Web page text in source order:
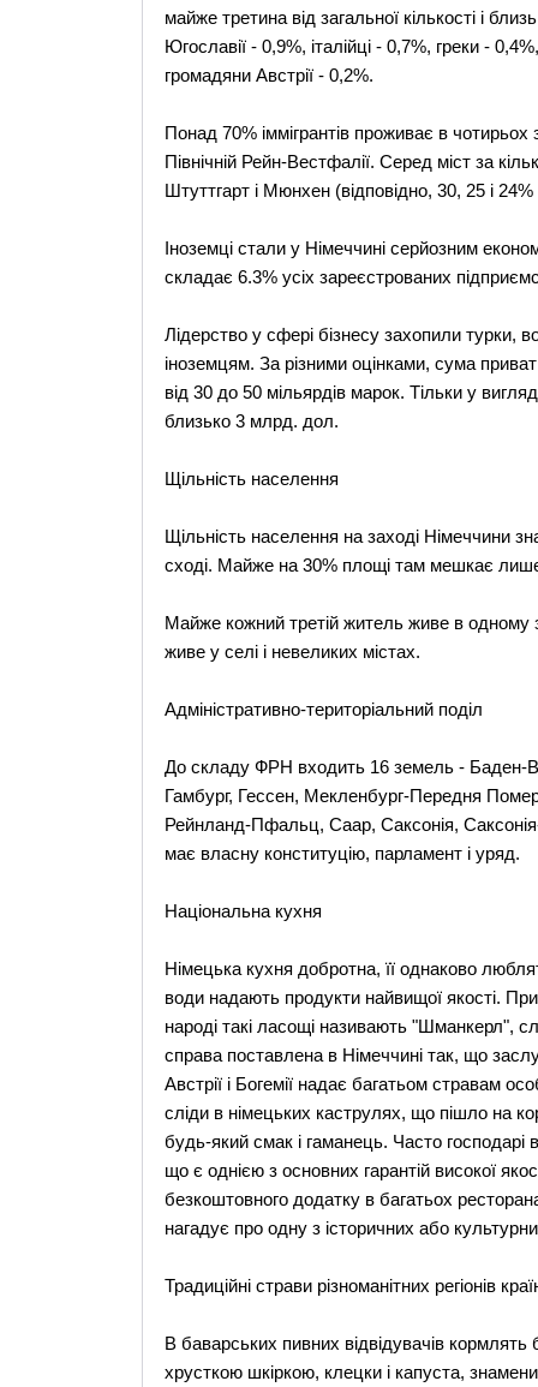
майже третина від загальної кількості і
Югославії - 0,9%, італійці - 0,7%, греки -
громадяни Австрії - 0,2%.
Понад 70% іммігрантів проживає в
Північній Рейн-Вестфалії. Серед міст за
Штуттгарт і Мюнхен (відповідно, 30, 25 і
Іноземці стали у Німеччині серйозним
складає 6.3% усіх зареєстрованих
Лідерство у сфері бізнесу захопили турки,
іноземцям. За різними оцінками, сума
від 30 до 50 мільярдів марок. Тільки у
близько 3 млрд. дол.
Щільність населення
Щільність населення на заході Німеччини
сході. Майже на 30% площі там мешкає
Майже кожний третій житель живе в одному
живе у селі і невеликих містах.
Адміністративно-територіальний поділ
До складу ФРН входить 16 земель - Баден-
Гамбург, Гессен, Мекленбург-Передня
Рейнланд-Пфальц, Саар, Саксонія,
має власну конституцію, парламент і уряд.
Національна кухня
Німецька кухня добротна, її однаково
води надають продукти найвищої якості.
народі такі ласощі називають "Шманкерл",
справа поставлена в Німеччині так, що
Австрії і Богемії надає багатьом стравам
сліди в німецьких каструлях, що пішло на
будь-який смак і гаманець. Часто господарі
що є однією з основних гарантій високої
безкоштовного додатку в багатьох
нагадує про одну з історичних або
Традиційні страви різноманітних регіонів
В баварських пивних відвідувачів
хрусткою шкіркою, клецки і капуста,